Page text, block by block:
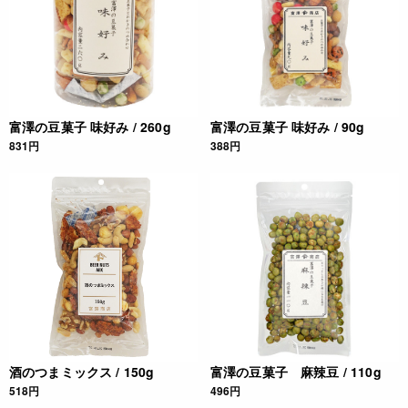
栄養成分表示
(100g当たり) エネルギー 427kcal たんぱく質 10.9g 脂質
10.3g 炭水化物 73.9g 食塩相当量 1.4g ** この表示値は、目
安です。
注意事項
* 開封後は、お早めにお召し上がり下さい。
* 脱酸素剤を取り除いてからお召し上がり下さい。
◆商品の在庫・販売状況について◆
・諸事情により、予告なく販売終了になる場合がございます。
予めご了承ください。
・当サイトに掲載されている商品は、ご購入可能な状態にあっ
ても必ずしも在庫を保証するものではありません。予めご了承
ください。
JANコード
富澤の豆菓子 味好み / 260g
831円
富澤の豆菓子 味好み / 90g
388円
酒のつまミックス / 150g
518円
富澤の豆菓子 麻辣豆 / 110g
496円